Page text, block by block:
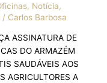
, Notícia,
/ Carlos Barbosa
ASSINATURA DE
DO ARMAZÉM
SAUDÁVEIS AOS
AGRICULTORES A